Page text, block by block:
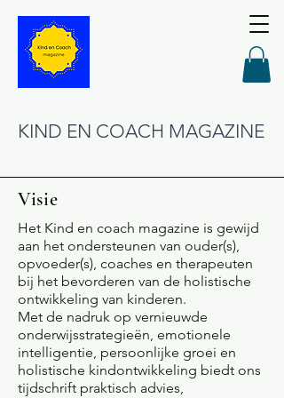
KIND EN COACH MAGAZINE
Visie
Het Kind en coach magazine is gewijd
aan het ondersteunen van ouder(s),
opvoeder(s), coaches en therapeuten
bij het bevorderen van de holistische
ontwikkeling van kinderen.
Met de nadruk op vernieuwde
onderwijsstrategieën, emotionele
intelligentie, persoonlijke groei en
holistische kindontwikkeling biedt ons
tijdschrift praktisch advies,